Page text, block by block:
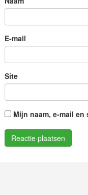
E-mail
Site
Mijn naam, e-mail